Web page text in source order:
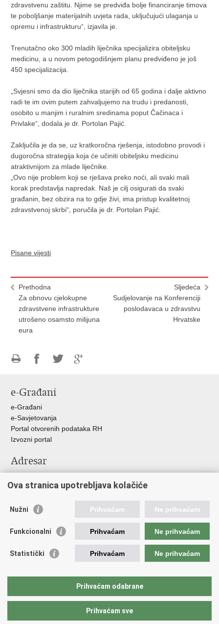
zdravstvenu zaštitu. Njime se predviđa bolje financiranje timova
te poboljšanje materijalnih uvjeta rada, uključujući ulaganja u
opremu i infrastrukturu“, izjavila je.
Trenutačno oko 300 mladih liječnika specijalizira obiteljsku
medicinu, a u novom petogodišnjem planu predviđeno je još
450 specijalizacija.
„Svjesni smo da dio liječnika starijih od 65 godina i dalje aktivno
radi te im ovim putem zahvaljujemo na trudu i predanosti,
osobito u manjim i ruralnim sredinama poput Čačinaca i
Privlake“, dodala je dr. Portolan Pajić.
Zaključila je da se, uz kratkoročna rješenja, istodobno provodi i
dugoročna strategija koja će učiniti obiteljsku medicinu
atraktivnijom za mlade liječnike.
„Ovo nije problem koji se rješava preko noći, ali svaki mali
korak predstavlja napredak. Naš je cilj osigurati da svaki
građanin, bez obzira na to gdje živi, ima pristup kvalitetnoj
zdravstvenoj skrbi“, poručila je dr. Portolan Pajić.
Pisane vijesti
Prethodna
Za obnovu cjelokupne
zdravstvene infrastrukture
utrošeno osamsto milijuna
eura
Sljedeća
Sudjelovanje na Konferenciji
poslodavaca u zdravstvu
Hrvatske
FacebookuTwitteru
e-Građani
e-Građani
e-Savjetovanja
Portal otvorenih podataka RH
Izvozni portal
Adresar
Adresar tijela javne vlasti
Popis dužnosnika u RH
Važne poveznice
Agencija za lijekove i medicinske proizvode
Hrvatski zavod za javno zdravstvo
Hrvatski zavod za hitnu medicinu
Ova stranica upotrebljava kolačiće
Nužni Prihvaćam Ne prihvaćam
Funkcionalni Prihvaćam Ne prihvaćam
Statistički Prihvaćam Ne prihvaćam
Prihvaćam odabrane
Prihvaćam sve